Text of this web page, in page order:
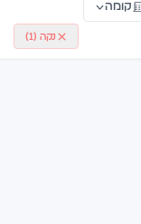
קומה
נקה ( 1
)